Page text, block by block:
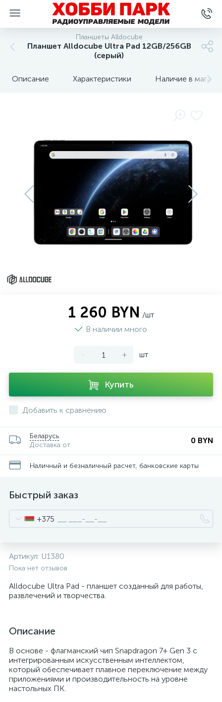
Планшеты Alldocube
Планшет Alldocube Ultra Pad 12GB/256GB
(серый)
Описание Характеристики Наличие в
1 260 BYN /шт
В наличии много
- + шт
Купить
Добавить к сравнению
Беларусь
Доставка от
0 BYN
Наличный и безналичный расчет, банковские карты
Быстрый заказ
+375
Артикул: U1380
Пока нет отзывов
Alldocube Ultra Pad - планшет созданный для работы,
развлечений и творчества.
Описание
В основе - флагманский чип Snapdragon 7+ Gen 3 с
интегрированным искусственным интеллектом,
который обеспечивает плавное переключение между
приложениями и производительность на уровне
настольных ПК.